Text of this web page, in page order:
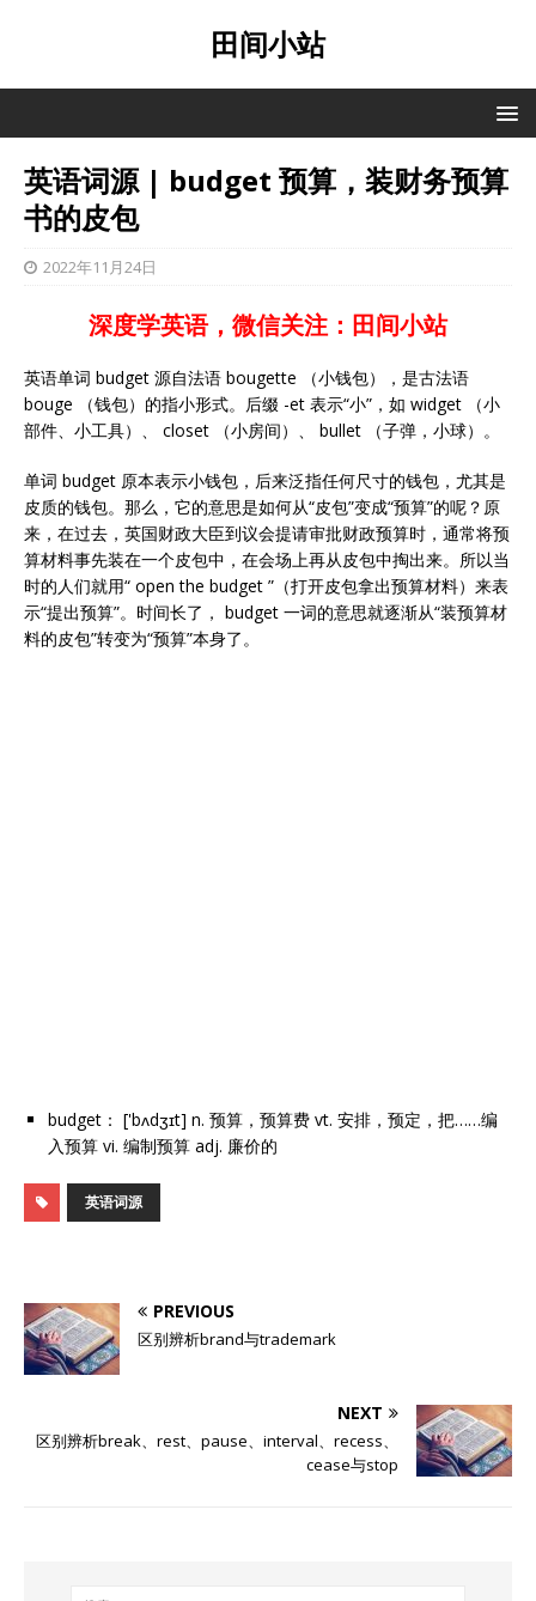
田间小站
英语词源 | budget 预算，装财务预算
书的皮包
2022年11月24日
深度学英语，微信关注：田间小站
英语单词 budget 源自法语 bougette （小钱包），是古法语
bouge （钱包）的指小形式。后缀 -et 表示“小”，如 widget （小
部件、小工具）、 closet （小房间）、 bullet （子弹，小球）。
单词 budget 原本表示小钱包，后来泛指任何尺寸的钱包，尤其是
皮质的钱包。那么，它的意思是如何从“皮包”变成“预算”的呢？原
来，在过去，英国财政大臣到议会提请审批财政预算时，通常将预
算材料事先装在一个皮包中，在会场上再从皮包中掏出来。所以当
时的人们就用“ open the budget ”（打开皮包拿出预算材料）来表
示“提出预算”。时间长了， budget 一词的意思就逐渐从“装预算材
料的皮包”转变为“预算”本身了。
budget： ['bʌdʒɪt] n. 预算，预算费 vt. 安排，预定，把……编
入预算 vi. 编制预算 adj. 廉价的
英语词源
PREVIOUS
区别辨析brand与trademark
NEXT
区别辨析break、rest、pause、interval、recess、
cease与stop